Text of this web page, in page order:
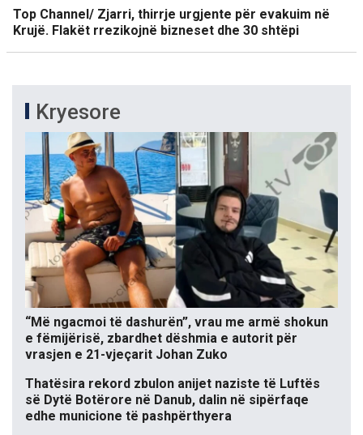
Top Channel/ Zjarri, thirrje urgjente për evakuim në
Krujë. Flakët rrezikojnë bizneset dhe 30 shtëpi
Kryesore
“Më ngacmoi të dashurën”, vrau me armë shokun
e fëmijërisë, zbardhet dëshmia e autorit për
vrasjen e 21-vjeçarit Johan Zuko
Thatësira rekord zbulon anijet naziste të Luftës
së Dytë Botërore në Danub, dalin në sipërfaqe
edhe municione të pashpërthyera